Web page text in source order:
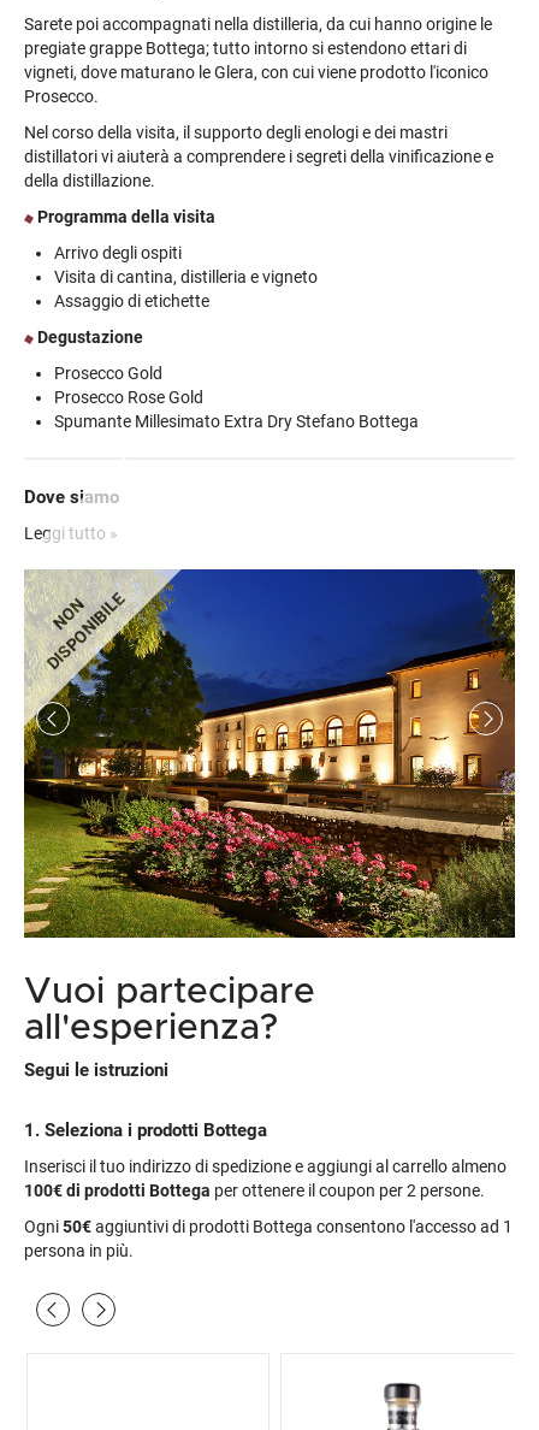
Oggi Bottega è una solida realtà, che distribuisce i suoi prodotti in
165 paesi del mondo e che ha conseguito negli anni oltre 400
premi nazionali ed internazionali legati alla qualità dei propri
prodotti.
Sarete poi accompagnati nella distilleria, da cui hanno origine le
pregiate grappe Bottega; tutto intorno si estendono ettari di
vigneti, dove maturano le Glera, con cui viene prodotto l'iconico
Prosecco.
Nel corso della visita, il supporto degli enologi e dei mastri
distillatori vi aiuterà a comprendere i segreti della vinificazione e
della distillazione.
Programma della visita
Arrivo degli ospiti
Visita di cantina, distilleria e vigneto
Assaggio di etichette
Degustazione
Prosecco Gold
Prosecco Rose Gold
Spumante Millesimato Extra Dry Stefano Bottega
Dove siamo
Indicazioni per raggiungere la location:
Leggi tutto »
NON
DISPONIBILE
Vuoi partecipare
all'esperienza?
Segui le istruzioni
1. Seleziona i prodotti Bottega
Inserisci il tuo indirizzo di spedizione e aggiungi al carrello almeno
100€di prodotti Bottega per ottenere il coupon per 2 persone.
Ogni50€aggiuntivi di prodotti Bottega consentono l'accesso ad 1
persona in più.